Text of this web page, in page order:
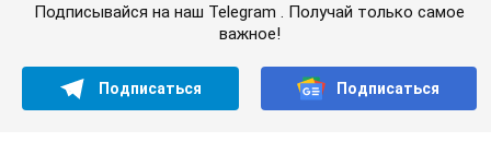
Подписывайся на наш Telegram . Получай только самое
важное!
Подписаться Подписаться